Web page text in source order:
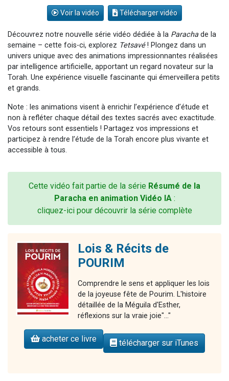
Voir la vidéo Télécharger vidéo
Découvrez notre nouvelle série vidéo dédiée à la Parachade la
semaine – cette fois-ci, explorez Tetsavé! Plongez dans un
univers unique avec des animations impressionnantes réalisées
par intelligence artificielle, apportant un regard novateur sur la
Torah. Une expérience visuelle fascinante qui émerveillera petits
et grands.
Note : les animations visent à enrichir l’expérience d’étude et
non à refléter chaque détail des textes sacrés avec exactitude.
Vos retours sont essentiels ! Partagez vos impressions et
participez à rendre l’étude de la Torah encore plus vivante et
accessible à tous.
Cette vidéo fait partie de la série Résumé de la
Paracha en animation Vidéo IA:
cliquez-ici pour découvrir la série complète
Lois & Récits de
POURIM
Comprendre le sens et appliquer les lois
de la joyeuse fête de Pourim. L'histoire
détaillée de la Méguila d'Esther,
réflexions sur la vraie joie"..."
acheter ce livre télécharger sur iTunes